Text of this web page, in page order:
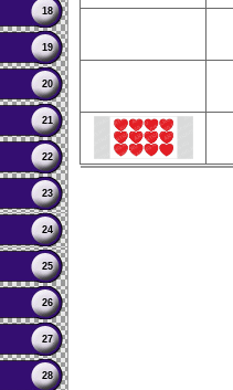
18
19
20
21
22
23
24
25
26
27
28